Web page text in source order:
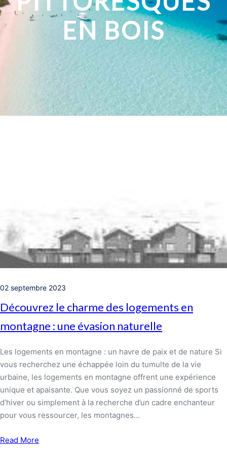
EN BOIS
02 septembre 2023
Découvrez le charme des logements en
montagne : une évasion naturelle
Les logements en montagne : un havre de paix et de nature Si
vous recherchez une échappée loin du tumulte de la vie
urbaine, les logements en montagne offrent une expérience
unique et apaisante. Que vous soyez un passionné de sports
d’hiver ou simplement à la recherche d’un cadre enchanteur
pour vous ressourcer, les montagnes…
Read More